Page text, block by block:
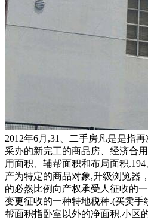
2012年6月,31、二手房凡是是指
采办的新完工的商品房、经济合
用面积、辅帮面积和布局面积
产为特定的商品对象,升级浏览器
的必然比例向产权承受人征收的
变更征收的一种特地税种.(买卖手
帮面积指卧室以外的净面积,小区